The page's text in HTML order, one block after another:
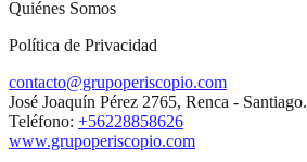
Quiénes Somos
Política de Privacidad
contacto@grupoperiscopio.com
José Joaquín Pérez 2765, Renca - Santiago.
Teléfono: +56228858626
www.grupoperiscopio.com